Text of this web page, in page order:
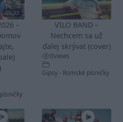
05:33
–
VILO BAND –
Nechcem sa už
ďalej skrývať (cover)
0views
Gipsy - Romské písničky